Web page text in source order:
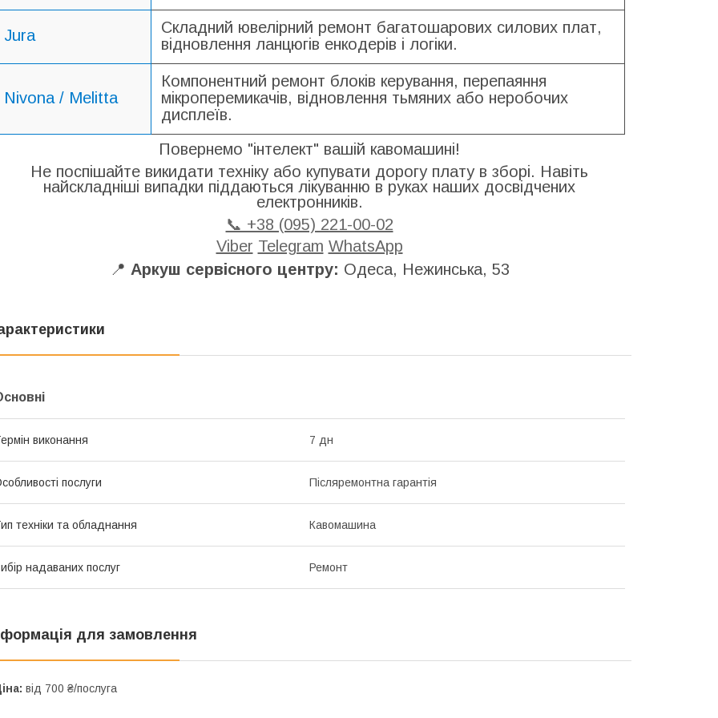
Jura
Складний ювелірний ремонт багатошарових силових плат,
відновлення ланцюгів енкодерів і логіки.
Nivona / Melitta
Компонентний ремонт блоків керування, перепаяння
мікроперемикачів, відновлення тьмяних або неробочих
дисплеїв.
Повернемо "інтелект" вашій кавомашині!
Не поспішайте викидати техніку або купувати дорогу плату в зборі. Навіть
найскладніші випадки піддаються лікуванню в руках наших досвідчених
електронників.
📞 +38 (095) 221-00-02
Viber Telegram WhatsApp
📍 Аркуш сервісного центру: Одеса, Нежинська, 53
виконання 7 дн
послуги Післяремонтна гарантія
техніки та обладнання Кавомашина
надаваних послуг Ремонт
для замовлення
від 700 ₴/послуга